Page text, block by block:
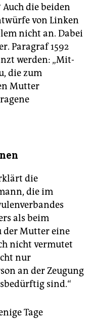
Auch die beiden
von Linken
nicht an. Dabei
Paragraf 1592
werden: „Mit-
die zum
Mutter
die
die im
als beim
der Mutter eine
nicht vermutet
nur
an der Zeugung
sind.“
Tage